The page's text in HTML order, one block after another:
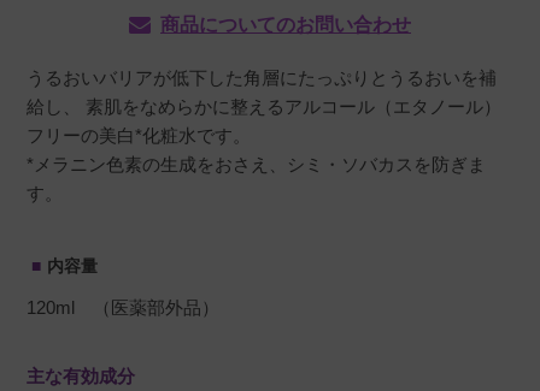
商品についてのお問い合わせ
うるおいバリアが低下した角層にたっぷりとうるおいを補
給し、 素肌をなめらかに整えるアルコール（エタノール）
フリーの美白*化粧水です。
*メラニン色素の生成をおさえ、シミ・ソバカスを防ぎま
す。
内容量
120ml （医薬部外品）
主な有効成分